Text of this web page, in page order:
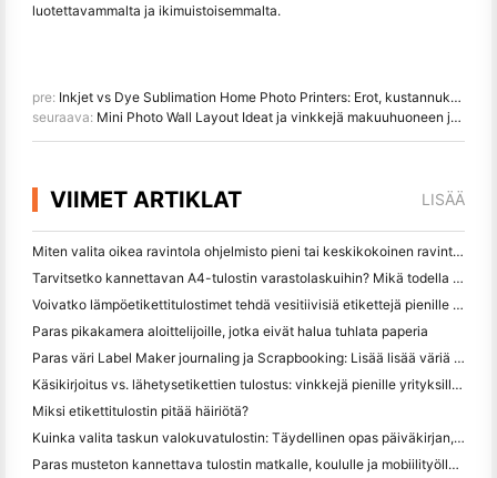
luotettavammalta ja ikimuistoisemmalta.
pre: Inkjet vs Dye Sublimation Home Photo Printers: Erot, kustannukset ja suositukset
seuraava: Mini Photo Wall Layout Ideat ja vinkkejä makuuhuoneen ja asunnon koristelu
VIIMET ARTIKLAT LISÄÄ
Miten valita oikea ravintola ohjelmisto pieni tai keskikokoinen ravintola
Tarvitsetko kannettavan A4-tulostin varastolaskuihin? Mikä todella toimii
Voivatko lämpöetikettitulostimet tehdä vesitiivisiä etikettejä pienille yritystuotteille?
Paras pikakamera aloittelijoille, jotka eivät halua tuhlata paperia
Paras väri Label Maker journaling ja Scrapbooking: Lisää lisää väriä jokaiselle sivulle
Käsikirjoitus vs. lähetysetikettien tulostus: vinkkejä pienille yrityksille vuonna 2026
Miksi etikettitulostin pitää häiriötä?
Kuinka valita taskun valokuvatulostin: Täydellinen opas päiväkirjan, matkan ja iPhone-käyttäjille
Paras musteton kannettava tulostin matkalle, koululle ja mobiilityölle: Hanin MT620 Pro Review